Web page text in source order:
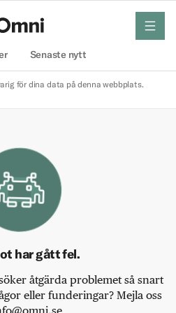
Senaste nytt
meny
för dina data på denna webbplats.
har gått fel.
åtgärda problemet så snart
eller funderingar? Mejla oss